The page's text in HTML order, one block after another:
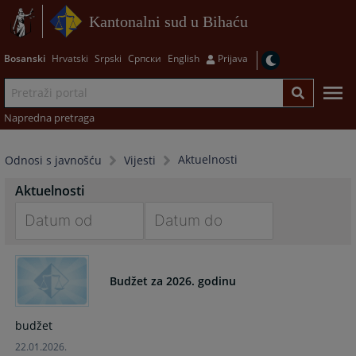
Kantonalni sud u Bihaću
Bosanski Hrvatski Srpski Српски English Prijava
Napredna pretraga
Odnosi s javnošću Vijesti Aktuelnosti
Aktuelnosti
forward
interact
the
calendar
to
Budžet za 2026. godinu
budžet
22.01.2026.